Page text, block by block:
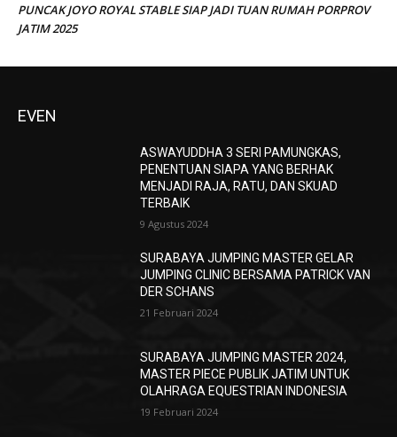
PUNCAK JOYO ROYAL STABLE SIAP JADI TUAN RUMAH PORPROV
JATIM 2025
EVEN
ASWAYUDDHA 3 SERI PAMUNGKAS,
PENENTUAN SIAPA YANG BERHAK
MENJADI RAJA, RATU, DAN SKUAD
TERBAIK
9 Agustus 2024
SURABAYA JUMPING MASTER GELAR
JUMPING CLINIC BERSAMA PATRICK VAN
DER SCHANS
21 Februari 2024
SURABAYA JUMPING MASTER 2024,
MASTER PIECE PUBLIK JATIM UNTUK
OLAHRAGA EQUESTRIAN INDONESIA
19 Februari 2024